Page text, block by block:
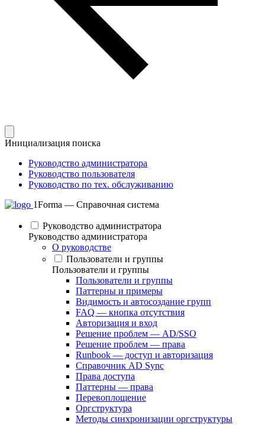
Инициализация поиска
Руководство администратора
Руководство пользователя
Руководство по тех. обслуживанию
1Forma — Справочная система
Руководство администратора
Руководство администратора
О руководстве
Пользователи и группы
Пользователи и группы
Пользователи и группы
Паттерны и примеры
Видимость и автосоздание групп
FAQ — кнопка отсутствия
Авторизация и вход
Решение проблем — AD/SSO
Решение проблем — права
Runbook — доступ и авторизация
Справочник AD Sync
Права доступа
Паттерны — права
Перевоплощение
Оргструктура
Методы синхронизации оргструктуры